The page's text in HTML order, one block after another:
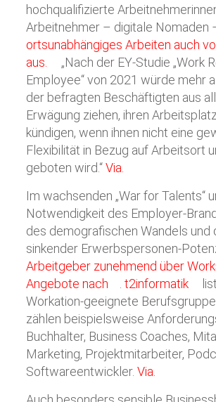
hochqualifizierte
Arbeitnehmer – digitale Nomaden
ortsunabhängiges Arbeiten auch
aus.
„Nach der EY-Studie „Work
Employee“ von 2021 würde mehr
der befragten Beschäftigten aus
Erwägung ziehen, ihren
kündigen, wenn ihnen nicht eine
Flexibilität in Bezug auf Arbeitsort
geboten wird.“Via.
Im wachsenden „War for Talents“
Notwendigkeit des Employer-
des demografischen Wandels und
sinkender Erwerbspersonen-
Arbeitgeber zunehmend über
Angebote nach
t2informatik
Workation-geeignete
zählen beispielsweise
Buchhalter, Business Coaches,
Marketing, Projektmitarbeiter,
Softwareentwickler.Via.